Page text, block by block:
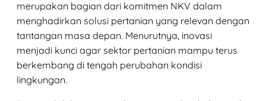
merupakan bagian dari komitmen NKV dalam
menghadirkan solusi pertanian yang relevan dengan
tantangan masa depan. Menurutnya, inovasi
menjadi kunci agar sektor pertanian mampu terus
berkembang di tengah perubahan kondisi
lingkungan.